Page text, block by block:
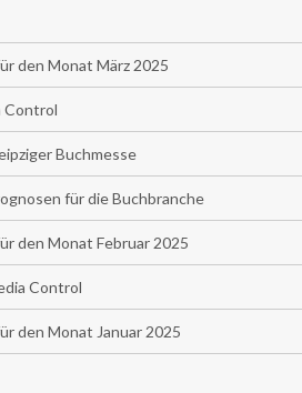
den Monat März 2025
Control
Buchmesse
für die Buchbranche
den Monat Februar 2025
Control
den Monat Januar 2025